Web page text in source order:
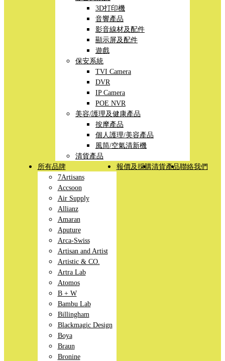
3D打印機
音響產品
影音線材及配件
顯示屏及配件
遊戲
保安系統
TVI Camera
DVR
IP Camera
POE NVR
美容/護理及健康產品
按摩產品
個人護理/美容產品
風筒/空氣清新機
清貨產品
所有品牌
7Artisans
Accsoon
Air Supply
Allianz
Amaran
Aputure
Arca-Swiss
Artisan and Artist
Artistic & CO.
Artra Lab
Atomos
B + W
Bambu Lab
Billingham
Blackmagic Design
Boya
Braun
Bronine
報價及採購清貨產品聯絡我們